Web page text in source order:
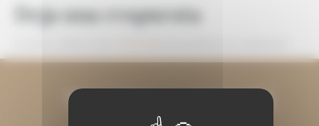
Deja una respuesta
MANTENGAMOS EL